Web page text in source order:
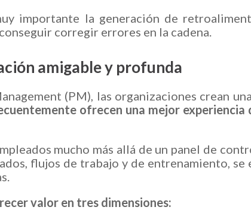
importante la generación de
corregir errores en la cadena.
amigable y profunda
(PM), las organizaciones crean una
ofrecen una mejor experiencia
mucho más allá de un panel de
flujos de trabajo y de entrenamiento, se
valor en tres dimensiones: